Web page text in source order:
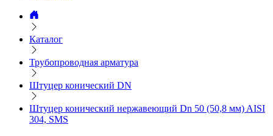
Каталог
Трубопроводная арматура
Штуцер конический DN
Штуцер конический нержавеющий Dn 50 (50,8 мм) AISI
304, SMS